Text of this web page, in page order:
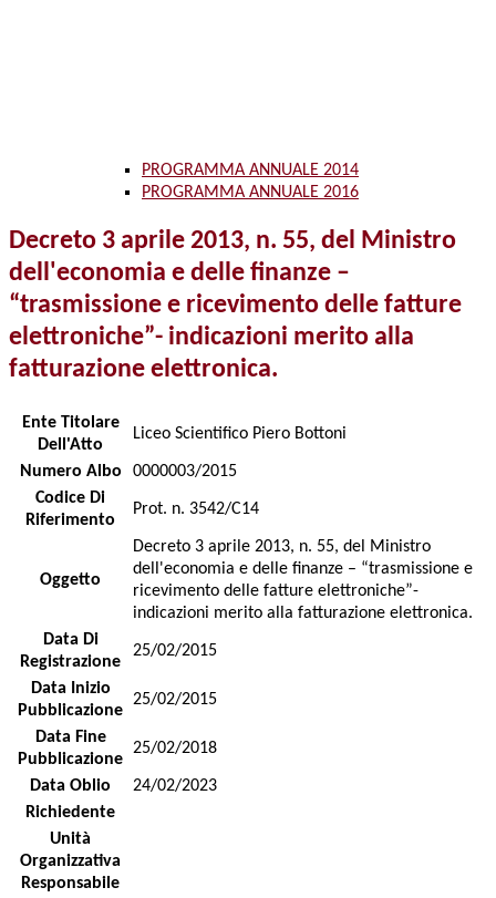
PROGRAMMA ANNUALE 2014
PROGRAMMA ANNUALE 2016
Decreto 3 aprile 2013, n. 55, del Ministro
dell'economia e delle finanze –
“trasmissione e ricevimento delle fatture
elettroniche”- indicazioni merito alla
fatturazione elettronica.
Ente Titolare
Dell'Atto
Liceo Scientifico Piero Bottoni
Numero Albo
0000003/2015
Codice Di
Riferimento
Prot. n. 3542/C14
Oggetto
Decreto 3 aprile 2013, n. 55, del Ministro
dell'economia e delle finanze – “trasmissione e
ricevimento delle fatture elettroniche”-
indicazioni merito alla fatturazione elettronica.
Data Di
Registrazione
25/02/2015
Data Inizio
Pubblicazione
25/02/2015
Data Fine
Pubblicazione
25/02/2018
Data Oblio
24/02/2023
Richiedente
Unità
Organizzativa
Responsabile